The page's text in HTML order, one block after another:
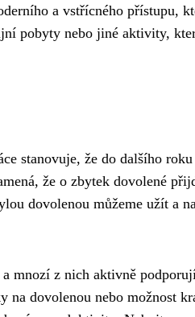
a vstřícného přístupu,
pobyty nebo jiné aktivity,
stanovuje, že do dalšího
že o zbytek dovolené
dovolenou můžeme užít a
a mnozí z nich aktivně
na dovolenou nebo možnost